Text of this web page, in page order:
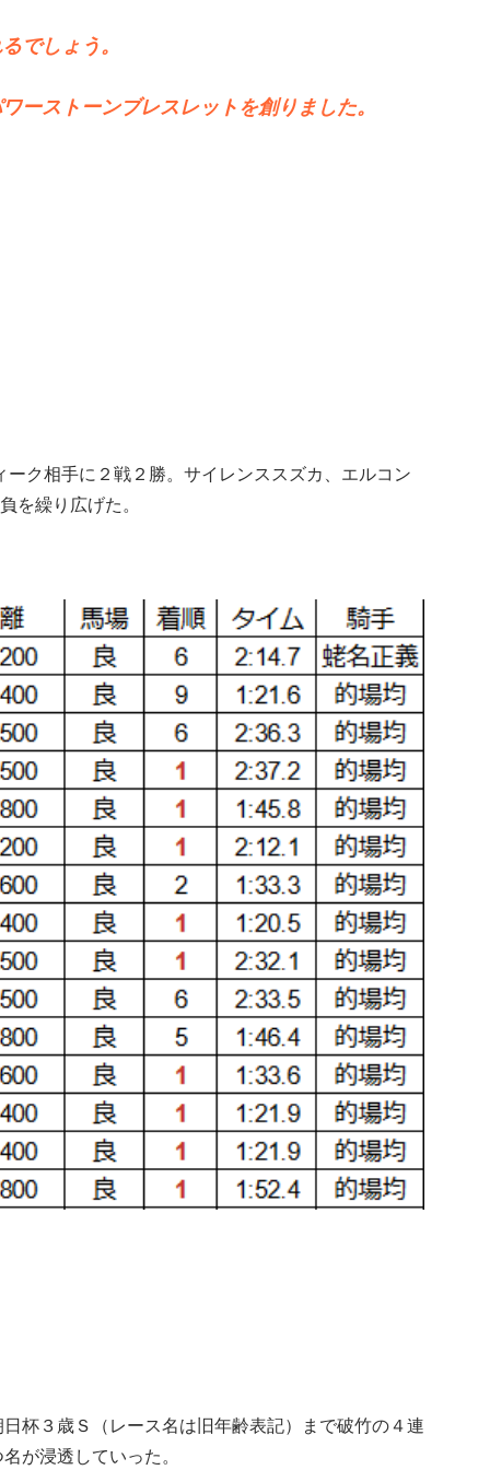
でしょう。
ーストーンブレスレットを創りました。
ク相手に２戦２勝。サイレンススズカ、エルコン
を繰り広げた。
杯３歳Ｓ（レース名は旧年齢表記）まで破竹の４連
が浸透していった。